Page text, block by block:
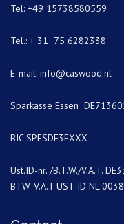
Tel: +49 15738580559
Tel.: + 31 75 6282338
E-mail: info@caswood.nl
Sparkasse Essen
BIC SPESDE3EXXX
Ust.ID-nr. /B.T.W./V.A.T.
BTW-V.A.T UST-ID NL